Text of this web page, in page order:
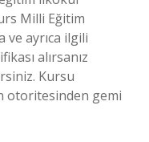
Milli Eğitim
ve ayrıca ilgili
alırsanız
Kursu
otoritesinden gemi